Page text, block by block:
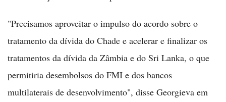
"Precisamos aproveitar o impulso do acordo sobre o
tratamento da dívida do Chade e acelerar e finalizar os
tratamentos da dívida da Zâmbia e do Sri Lanka, o que
permitiria desembolsos do FMI e dos bancos
multilaterais de desenvolvimento", disse Georgieva em